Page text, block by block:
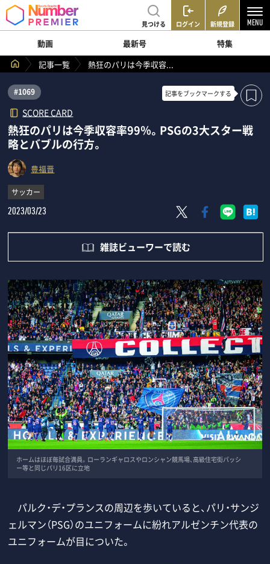
見つける ログイン 新規登録
動画 最新号
特集
記事一覧
熱狂のパリは今季収容...
#1069
SCORE CARD
記事をブックマークする
熱狂のパリは今季収容率99％。PSGの3大スター戦
略とバブルの行方。
豊福晋
サッカー
2023/03/23
雑誌ビューワーで読む
ホームはほぼ毎試合満員。ローランギャロスやロンシャン競馬場、高級住宅街パッシ
ー等と同じパリ16区に立地
パルク・デ・プランスの周辺を歩いていると、パリ・サンジ
ェルマン（PSG）のユニフォームに紛れアルゼンチン代表の
ユニフォームが目についた。